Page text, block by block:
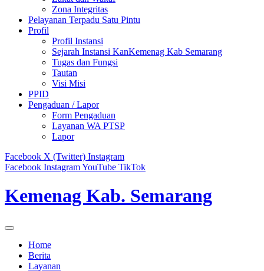
Zona Integritas
Pelayanan Terpadu Satu Pintu
Profil
Profil Instansi
Sejarah Instansi KanKemenag Kab Semarang
Tugas dan Fungsi
Tautan
Visi Misi
PPID
Pengaduan / Lapor
Form Pengaduan
Layanan WA PTSP
Lapor
Facebook X (Twitter) Instagram
Facebook InstagramYouTube TikTok
Kemenag Kab. Semarang
Home
Berita
Layanan